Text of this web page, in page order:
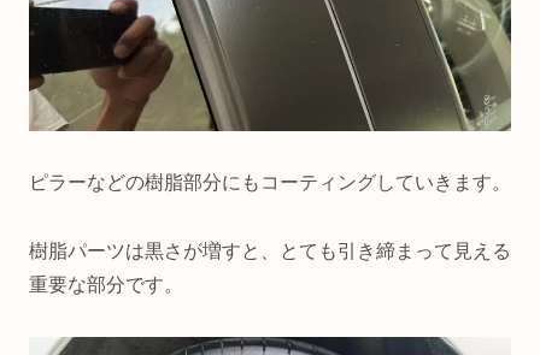
ピラーなどの樹脂部分にもコーティングしていきます。
樹脂パーツは黒さが増すと、とても引き締まって見える
重要な部分です。